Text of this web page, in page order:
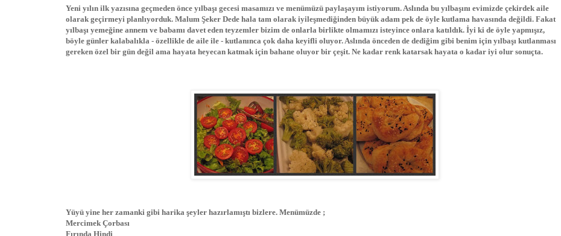
Yeni yılın ilk yazısına geçmeden önce yılbaşı gecesi masamızı ve menümüzü paylaşayım istiyorum. Aslında bu yılbaşını evimizde çekirdek aile
olarak geçirmeyi planlıyorduk. Malum Şeker Dede hala tam olarak iyileşmediğinden büyük adam pek de öyle kutlama havasında değildi. Fakat
yılbaşı yemeğine annem ve babamı davet eden teyzemler bizim de onlarla birlikte olmamızı isteyince onlara katıldık. İyi ki de öyle yapmışız,
böyle günler kalabalıkla - özellikle de aile ile - kutlanınca çok daha keyifli oluyor. Aslında önceden de dediğim gibi benim için yılbaşı kutlanması
gereken özel bir gün değil ama hayata heyecan katmak için bahane oluyor bir çeşit. Ne kadar renk katarsak hayata o kadar iyi olur sonuçta.
Yüyü yine her zamanki gibi harika şeyler hazırlamıştı bizlere. Menümüzde ;
Mercimek Çorbası
Fırında Hindi